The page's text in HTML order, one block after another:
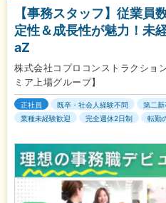
【事務スタッフ】従業
定性＆成長性が魅力！未
aZ
株式会社コプロコンストラクショ
ミア上場グループ】
正社員 既卒・社会人経験不問 第二新
業種未経験歓迎
完全週休2日制 転勤